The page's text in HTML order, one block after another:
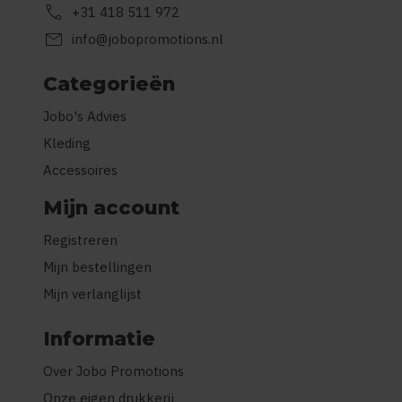
call +31 418 511 972
mail info@jobopromotions.nl
Categorieën
Jobo's Advies
Kleding
Accessoires
Mijn account
Registreren
Mijn bestellingen
Mijn verlanglijst
Informatie
Over Jobo Promotions
Onze eigen drukkerij